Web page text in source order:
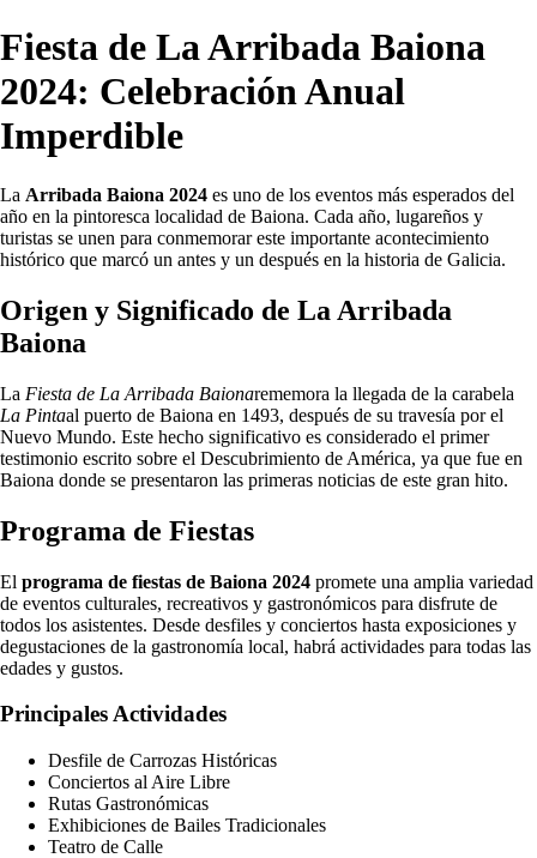
Fiesta de La Arribada Baiona
2024: Celebración Anual
Imperdible
La Arribada Baiona 2024 es uno de los eventos más esperados del
año en la pintoresca localidad de Baiona. Cada año, lugareños y
turistas se unen para conmemorar este importante acontecimiento
histórico que marcó un antes y un después en la historia de Galicia.
Origen y Significado de La Arribada
Baiona
La Fiesta de La Arribada Baionarememora la llegada de la carabela
La Pintaal puerto de Baiona en 1493, después de su travesía por el
Nuevo Mundo. Este hecho significativo es considerado el primer
testimonio escrito sobre el Descubrimiento de América, ya que fue en
Baiona donde se presentaron las primeras noticias de este gran hito.
Programa de Fiestas
El programa de fiestas de Baiona 2024 promete una amplia variedad
de eventos culturales, recreativos y gastronómicos para disfrute de
todos los asistentes. Desde desfiles y conciertos hasta exposiciones y
degustaciones de la gastronomía local, habrá actividades para todas las
edades y gustos.
Principales Actividades
Desfile de Carrozas Históricas
Conciertos al Aire Libre
Rutas Gastronómicas
Exhibiciones de Bailes Tradicionales
Teatro de Calle